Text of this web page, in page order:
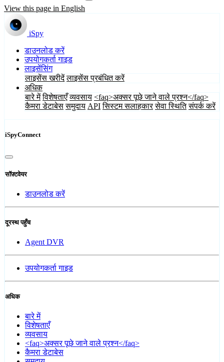
View this page in English
iSpy
डाउनलोड करें
उपयोगकर्ता गाइड
लाइसेंसिंग
लाइसेंस खरीदें लाइसेंस प्रबंधित करें
अधिक
बारे में विशेषताएँ व्यवसाय <faq>अक्सर पूछे जाने वाले प्रश्न</faq>
कैमरा डेटाबेस समुदाय API सिस्टम सलाहकार सेवा स्थिति संपर्क करें
iSpyConnect
सॉफ़्टवेयर
डाउनलोड करें
दूरस्थ पहुँच
Agent DVR
उपयोगकर्ता गाइड
अधिक
बारे में
विशेषताएँ
व्यवसाय
<faq>अक्सर पूछे जाने वाले प्रश्न</faq>
कैमरा डेटाबेस